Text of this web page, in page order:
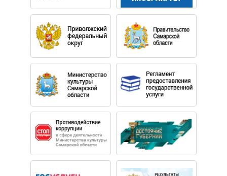
музыкальных инструментов Buffet-Crampon (Франция)
в Российской Федерации.
Удостоен гранта Президента РФ, Почетным знаком
Совета Безопасности РФ, благодарностью
Председателя Совета Федерации Федерального
Собрания РФ, Почетной грамотой Республики
Башкортостан, медалью «За веру и добро»
Кемеровской области.
Артур Искандарович Назиуллин родился в Уфе.
Окончил Московскую государственную консерваторию
им. П.И. Чайковского по классу народного артиста
России профессора Рафаэля Оганесовича